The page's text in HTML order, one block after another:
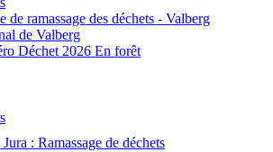
ramassage des déchets - Valberg
de Valberg
Déchet 2026 En forêt
: Ramassage de déchets